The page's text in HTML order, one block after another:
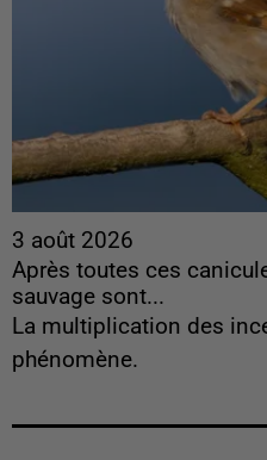
3 août 2026
Après toutes ces
sauvage sont...
La multiplication des
phénomène.